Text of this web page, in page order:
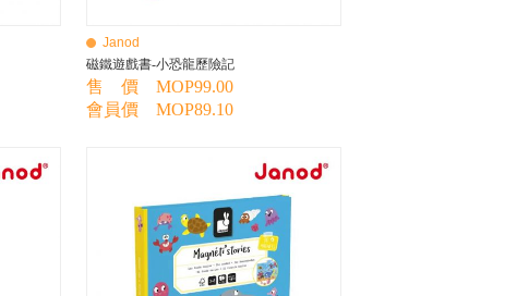
Janod
磁鐵遊戲書-小恐龍歷險記
售 價 MOP99.00
會員價 MOP89.10